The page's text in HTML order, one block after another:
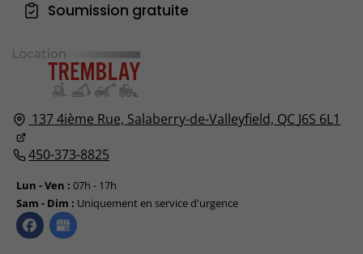
137 4ième Rue, Salaberry-de-Valleyfield, QC J6S 6L1
450-373-8825
Lun - Ven : 07h - 17h
Sam - Dim : Uniquement en service d'urgence
Soumission gratuite